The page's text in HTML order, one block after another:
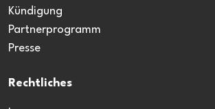
Kündigung
Partnerprogramm
Presse
Rechtliches